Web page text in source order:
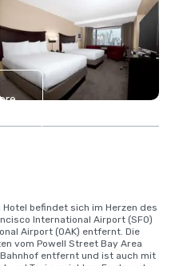
befindet sich im Herzen des
International Airport (SFO)
Airport (OAK) entfernt. Die
vom Powell Street Bay Area
Bahnhof entfernt und ist auch mit